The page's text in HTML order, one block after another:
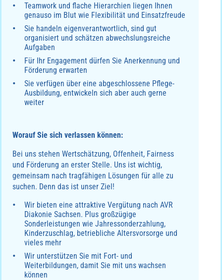
Teamwork und flache Hierarchien liegen Ihnen
genauso im Blut wie Flexibilität und Einsatzfreude
Sie handeln eigenverantwortlich, sind gut
organisiert und schätzen abwechslungsreiche
Aufgaben
Für Ihr Engagement dürfen Sie Anerkennung und
Förderung erwarten
Sie verfügen über eine abgeschlossene Pflege-
Ausbildung, entwickeln sich aber auch gerne
weiter
Worauf Sie sich verlassen können:
Bei uns stehen Wertschätzung, Offenheit, Fairness
und Förderung an erster Stelle. Uns ist wichtig,
gemeinsam nach tragfähigen Lösungen für alle zu
suchen. Denn das ist unser Ziel!
Wir bieten eine attraktive Vergütung nach AVR
Diakonie Sachsen. Plus großzügige
Sonderleistungen wie Jahressonderzahlung,
Kinderzuschlag, betriebliche Altersvorsorge und
vieles mehr
Wir unterstützen Sie mit Fort- und
Weiterbildungen, damit Sie mit uns wachsen
können